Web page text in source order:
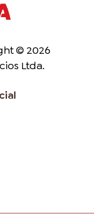
© 2026
Ltda.